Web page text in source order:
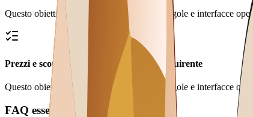
Questo obiettivo viene tradotto in moduli, regole e interfacce
Prezzi e sconti personalizzati per ogni acquirente
Questo obiettivo viene tradotto in moduli, regole e interfacce
FAQ essenziali